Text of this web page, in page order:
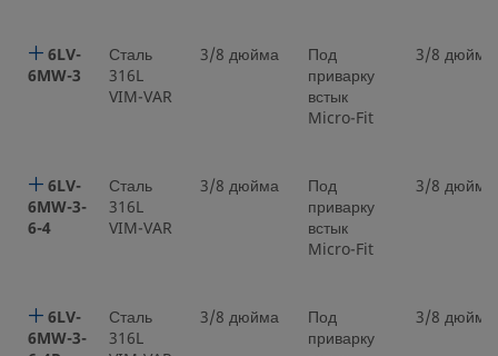
6LV-
6MW-3
Сталь
316L
VIM-VAR
3/8 дюйма
Под
приварку
встык
Micro-Fit
3/8 дюйма
6LV-
6MW-3-
6-4
Сталь
316L
VIM-VAR
3/8 дюйма
Под
приварку
встык
Micro-Fit
3/8 дюйма
6LV-
6MW-3-
Сталь
316L
3/8 дюйма
Под
приварку
3/8 дюйма